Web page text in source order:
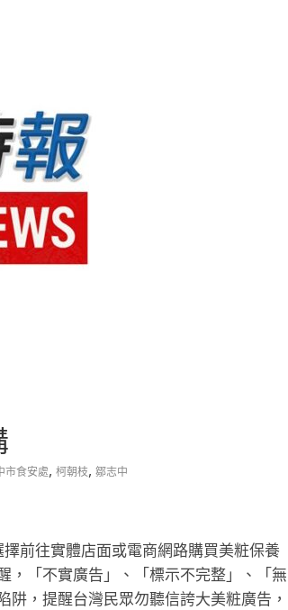
市食安處, 柯朝枝, 鄒志中
前往實體店面或電商網路購買美粧保養
，「不實廣告」、「標示不完整」、「無
，提醒台灣民眾勿聽信誇大美粧廣告，